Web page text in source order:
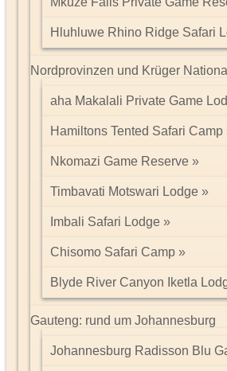
Hluhluwe Rhino Ridge Safari
Nordprovinzen und Krüger
aha Makalali Private Game
Hamiltons Tented Safari Camp
Nkomazi Game Reserve
Timbavati Motswari Lodge
Imbali Safari Lodge
Chisomo Safari Camp
Blyde River Canyon Iketla
Gauteng: rund um Johannesburg
Johannesburg Radisson Blu